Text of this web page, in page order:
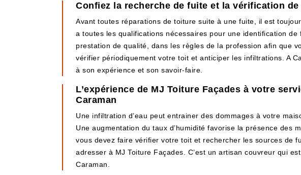
Confiez la recherche de fuite et la vérification
Avant toutes réparations de toiture suite à une fuite, il est
a toutes les qualifications nécessaires pour une identification
prestation de qualité, dans les règles de la profession afin que
vérifier périodiquement votre toit et anticiper les infiltrations. A
à son expérience et son savoir-faire.
L’expérience de MJ Toiture Façades à votre
Caraman
Une infiltration d’eau peut entrainer des dommages à votre
Une augmentation du taux d’humidité favorise la présence des
vous devez faire vérifier votre toit et rechercher les sources de
adresser à MJ Toiture Façades. C’est un artisan couvreur qui
Caraman.